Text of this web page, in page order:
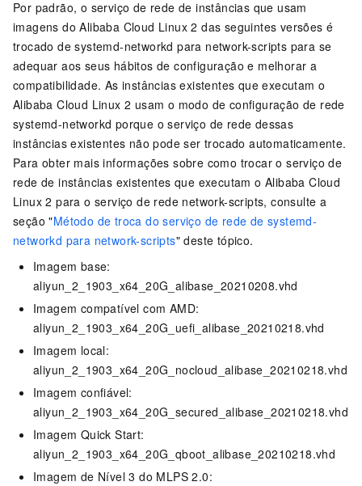
Por padrão, o serviço de rede de instâncias que usam
imagens do Alibaba Cloud Linux 2 das seguintes versões é
trocado de systemd-networkd para network-scripts para se
adequar aos seus hábitos de configuração e melhorar a
compatibilidade. As instâncias existentes que executam o
Alibaba Cloud Linux 2 usam o modo de configuração de rede
systemd-networkd porque o serviço de rede dessas
instâncias existentes não pode ser trocado automaticamente.
Para obter mais informações sobre como trocar o serviço de
rede de instâncias existentes que executam o Alibaba Cloud
Linux 2 para o serviço de rede network-scripts, consulte a
seção "Método de troca do serviço de rede de systemd-
networkd para network-scripts" deste tópico.
Imagem base:
aliyun_2_1903_x64_20G_alibase_20210208.vhd
Imagem compatível com AMD:
aliyun_2_1903_x64_20G_uefi_alibase_20210218.vhd
Imagem local:
aliyun_2_1903_x64_20G_nocloud_alibase_20210218.vhd
Imagem confiável:
aliyun_2_1903_x64_20G_secured_alibase_20210218.vhd
Imagem Quick Start:
aliyun_2_1903_x64_20G_qboot_alibase_20210218.vhd
Imagem de Nível 3 do MLPS 2.0: